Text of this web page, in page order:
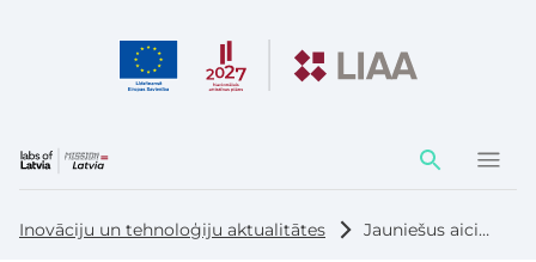
Darbības
elementi
Inovāciju un tehnoloģiju aktualitātes Jauniešus aicina radīt idejas videi draudzīgai nākotnei